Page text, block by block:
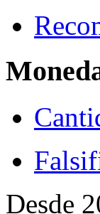
Desde